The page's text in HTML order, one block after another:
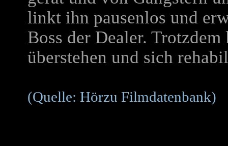
linkt ihn pausenlos und
Boss der Dealer.
überstehen und sich
(Quelle: Hörzu Filmdatenbank)